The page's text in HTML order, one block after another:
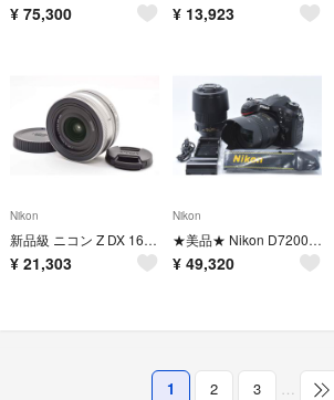
¥ 75,300 ¥ 13,923
Nikon
新品級 ニコン Z DX 16-50mm F3.5-6.3 シルバー H474
¥ 21,303
Nikon
★美品★ Nikon D7200 ダブルレンズセット
¥ 49,320
1 2 3 …